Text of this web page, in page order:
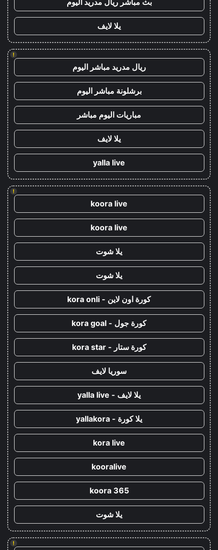
بث مباشر ريال مدريد اليوم
يلا لايف
!
ريال مدريد مباشر اليوم
برشلونة مباشر اليوم
مباريات اليوم مباشر
يلا لايف
yalla live
!
koora live
koora live
يلا شوت
يلا شوت
كورة اون لاين - kora onli
كورة جول - kora goal
كورة ستار - kora star
سوريا لايف
يلا لايف - yalla live
يلا كورة - yallakora
kora live
kooralive
koora 365
يلا شوت
!